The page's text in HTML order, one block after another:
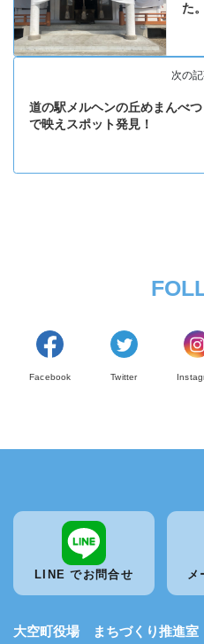
た。
次の
道の駅メルヘンの丘めまんべつ
で映えスポット発見！
Facebook Twitter
LINE でお問合せ メ
大空町役場 まちづくり推進室